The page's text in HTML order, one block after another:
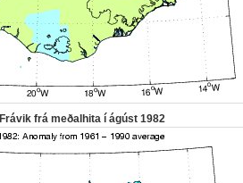
Frávik frá meðalhita í ágúst 1982